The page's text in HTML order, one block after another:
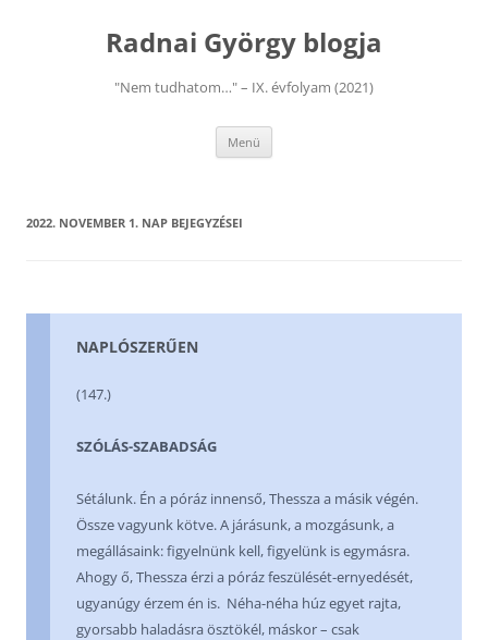
Radnai György blogja
"Nem tudhatom…" – IX. évfolyam (2021)
Menü
2022. NOVEMBER 1. NAP BEJEGYZÉSEI
NAPLÓSZERŰEN
(147.)
SZÓLÁS-SZABADSÁG
Sétálunk. Én a póráz innenső, Thessza a másik végén.
Össze vagyunk kötve. A járásunk, a mozgásunk, a
megállásaink: figyelnünk kell, figyelünk is egymásra.
Ahogy ő, Thessza érzi a póráz feszülését-ernyedését,
ugyanúgy érzem én is. Néha-néha húz egyet rajta,
gyorsabb haladásra ösztökél, máskor – csak